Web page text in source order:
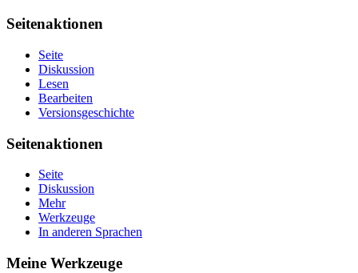
Seitenaktionen
Seite
Diskussion
Lesen
Bearbeiten
Versionsgeschichte
Seitenaktionen
Seite
Diskussion
Mehr
Werkzeuge
In anderen Sprachen
Meine Werkzeuge